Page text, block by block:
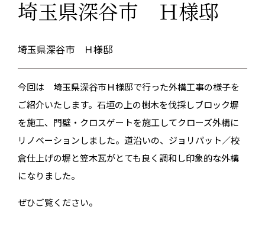
埼玉県深谷市 Ｈ様邸
埼玉県深谷市 Ｈ様邸
今回は 埼玉県深谷市Ｈ様邸で行った外構工事の様子を
ご紹介いたします。石垣の上の樹木を伐採しブロック塀
を施工、門壁・クロスゲートを施工してクローズ外構に
リノベーションしました。道沿いの、ジョリパット／校
倉仕上げの塀と笠木瓦がとても良く調和し印象的な外構
になりました。
ぜひご覧ください。